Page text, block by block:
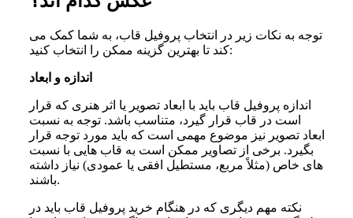
توجه به نکات زیر در انتخاب پروفیل قاب، به شما کمک می
کند تا بهترین گزینه ممکن را انتخاب کنید:
اندازه و ابعاد
اندازه پروفیل قاب باید با ابعاد تصویر یا اثر هنری که قرار
است در قاب قرار گیرد، متناسب باشد. توجه به نسبت
ابعاد تصویر نیز موضوع مهمی است که باید مورد توجه قرار
بگیرد. برخی از تصاویر ممکن است به قاب ‌هایی با نسبت
‌های خاص (مثلاً مربع، مستطیل افقی یا عمودی) نیاز داشته
باشند.
نکته مهم دیگری که در هنگام خرید پروفیل قاب باید در